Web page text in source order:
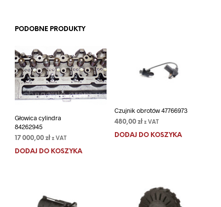
PODOBNE PRODUKTY
Głowica cylindra
84262945
17 000,00 zł z VAT
DODAJ DO KOSZYKA
Czujnik obrotów 47766973
480,00 zł z VAT
DODAJ DO KOSZYKA